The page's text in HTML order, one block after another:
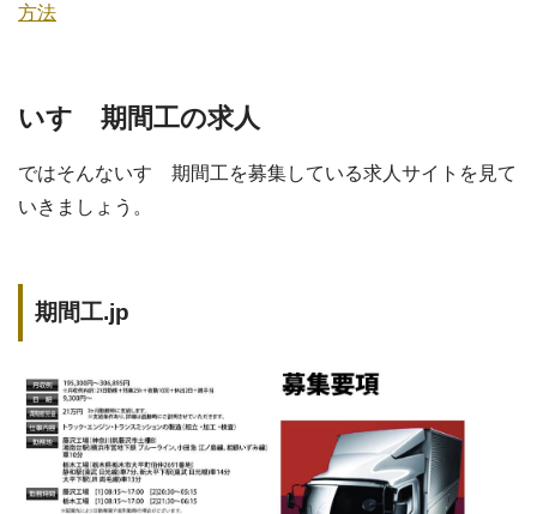
方法
いすゞ期間工の求人
ではそんないすゞ期間工を募集している求人サイトを見て
いきましょう。
期間工.jp